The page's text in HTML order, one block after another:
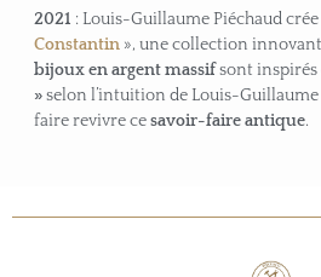
2021 : Louis-Guillaume Piéchaud
Constantin », une collection
bijoux en argent massifsont inspirés
»selon l’intuition de Louis-
faire revivre cesavoir-faire antique.